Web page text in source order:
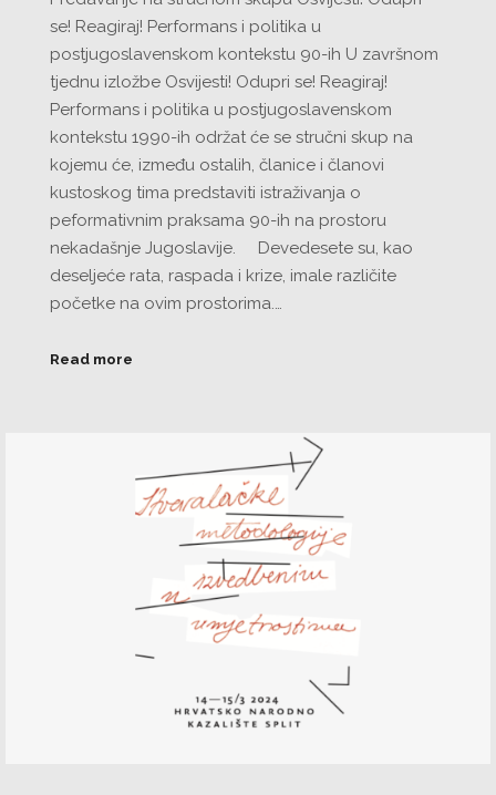
se! Reagiraj! Performans i politika u
postjugoslavenskom kontekstu 90-ih U završnom
tjednu izložbe Osvijesti! Odupri se! Reagiraj!
Performans i politika u postjugoslavenskom
kontekstu 1990-ih održat će se stručni skup na
kojemu će, između ostalih, članice i članovi
kustoskog tima predstaviti istraživanja o
peformativnim praksama 90-ih na prostoru
nekadašnje Jugoslavije. Devedesete su, kao
deseljeće rata, raspada i krize, imale različite
početke na ovim prostorima.…
Read more